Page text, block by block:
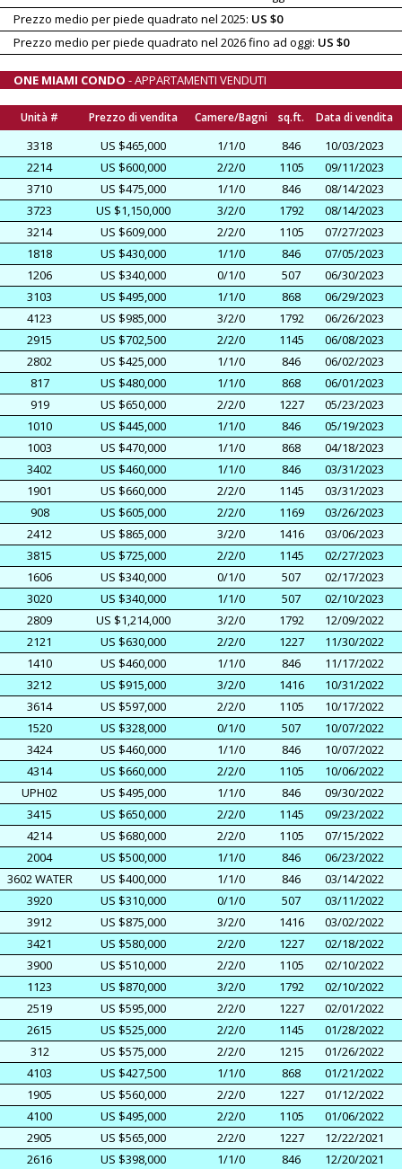
Prezzo medio per piede quadrato nel 2025: US $0
Prezzo medio per piede quadrato nel 2026 fino ad oggi: US $0
ONE MIAMI CONDO - APPARTAMENTI VENDUTI
Unità # Prezzo di vendita Camere/Bagni sq.ft. Data di vendita
3318 US $465,000 1/1/0 846
10/03/2023
2214
US $600,000 2/2/0 1105
09/11/2023
3710
US $475,000 1/1/0 846
08/14/2023
3723
US $1,150,000 3/2/0 1792
08/14/2023
3214
US $609,000 2/2/0 1105
07/27/2023
1818
US $430,000 1/1/0 846
07/05/2023
1206
US $340,000 0/1/0 507
06/30/2023
3103
US $495,000 1/1/0 868
06/29/2023
4123
US $985,000 3/2/0 1792
06/26/2023
2915
US $702,500 2/2/0 1145
06/08/2023
2802
US $425,000 1/1/0 846
06/02/2023
817
US $480,000 1/1/0 868
06/01/2023
919
US $650,000 2/2/0 1227
05/23/2023
1010
US $445,000 1/1/0 846
05/19/2023
1003
US $470,000 1/1/0 868
04/18/2023
3402
US $460,000 1/1/0 846
03/31/2023
1901
US $660,000 2/2/0 1145
03/31/2023
908
US $605,000 2/2/0 1169
03/26/2023
2412
US $865,000 3/2/0 1416
03/06/2023
3815
US $725,000 2/2/0 1145
02/27/2023
1606
US $340,000 0/1/0 507
02/17/2023
3020
US $340,000 1/1/0 507
02/10/2023
2809
US $1,214,000 3/2/0 1792
12/09/2022
2121
US $630,000 2/2/0 1227
11/30/2022
1410
US $460,000 1/1/0 846
11/17/2022
3212
US $915,000 3/2/0 1416
10/31/2022
3614
US $597,000 2/2/0 1105
10/17/2022
1520
US $328,000 0/1/0 507
10/07/2022
3424
US $460,000 1/1/0 846
10/07/2022
4314
US $660,000 2/2/0 1105
10/06/2022
UPH02
US $495,000 1/1/0 846
09/30/2022
3415
US $650,000 2/2/0 1145
09/23/2022
4214
US $680,000 2/2/0 1105
07/15/2022
2004
US $500,000 1/1/0 846
06/23/2022
3602 WATER
US $400,000 1/1/0 846
03/14/2022
3920
US $310,000 0/1/0 507
03/11/2022
3912
US $875,000 3/2/0 1416
03/02/2022
3421
US $580,000 2/2/0 1227
02/18/2022
3900
US $510,000 2/2/0 1105
02/10/2022
1123
US $870,000 3/2/0 1792
02/10/2022
2519
US $595,000 2/2/0 1227
02/01/2022
2615
US $525,000 2/2/0 1145
01/28/2022
312
US $575,000 2/2/0 1215
01/26/2022
4103
US $427,500 1/1/0 868
01/21/2022
1905
US $560,000 2/2/0 1227
01/12/2022
4100
US $495,000 2/2/0 1105
01/06/2022
2905
US $565,000 2/2/0 1227
12/22/2021
2616
US $398,000 1/1/0 846
12/20/2021